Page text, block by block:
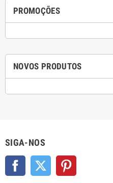
PROMOÇÕES
NOVOS PRODUTOS
SIGA-NOS
Facebook Twitter